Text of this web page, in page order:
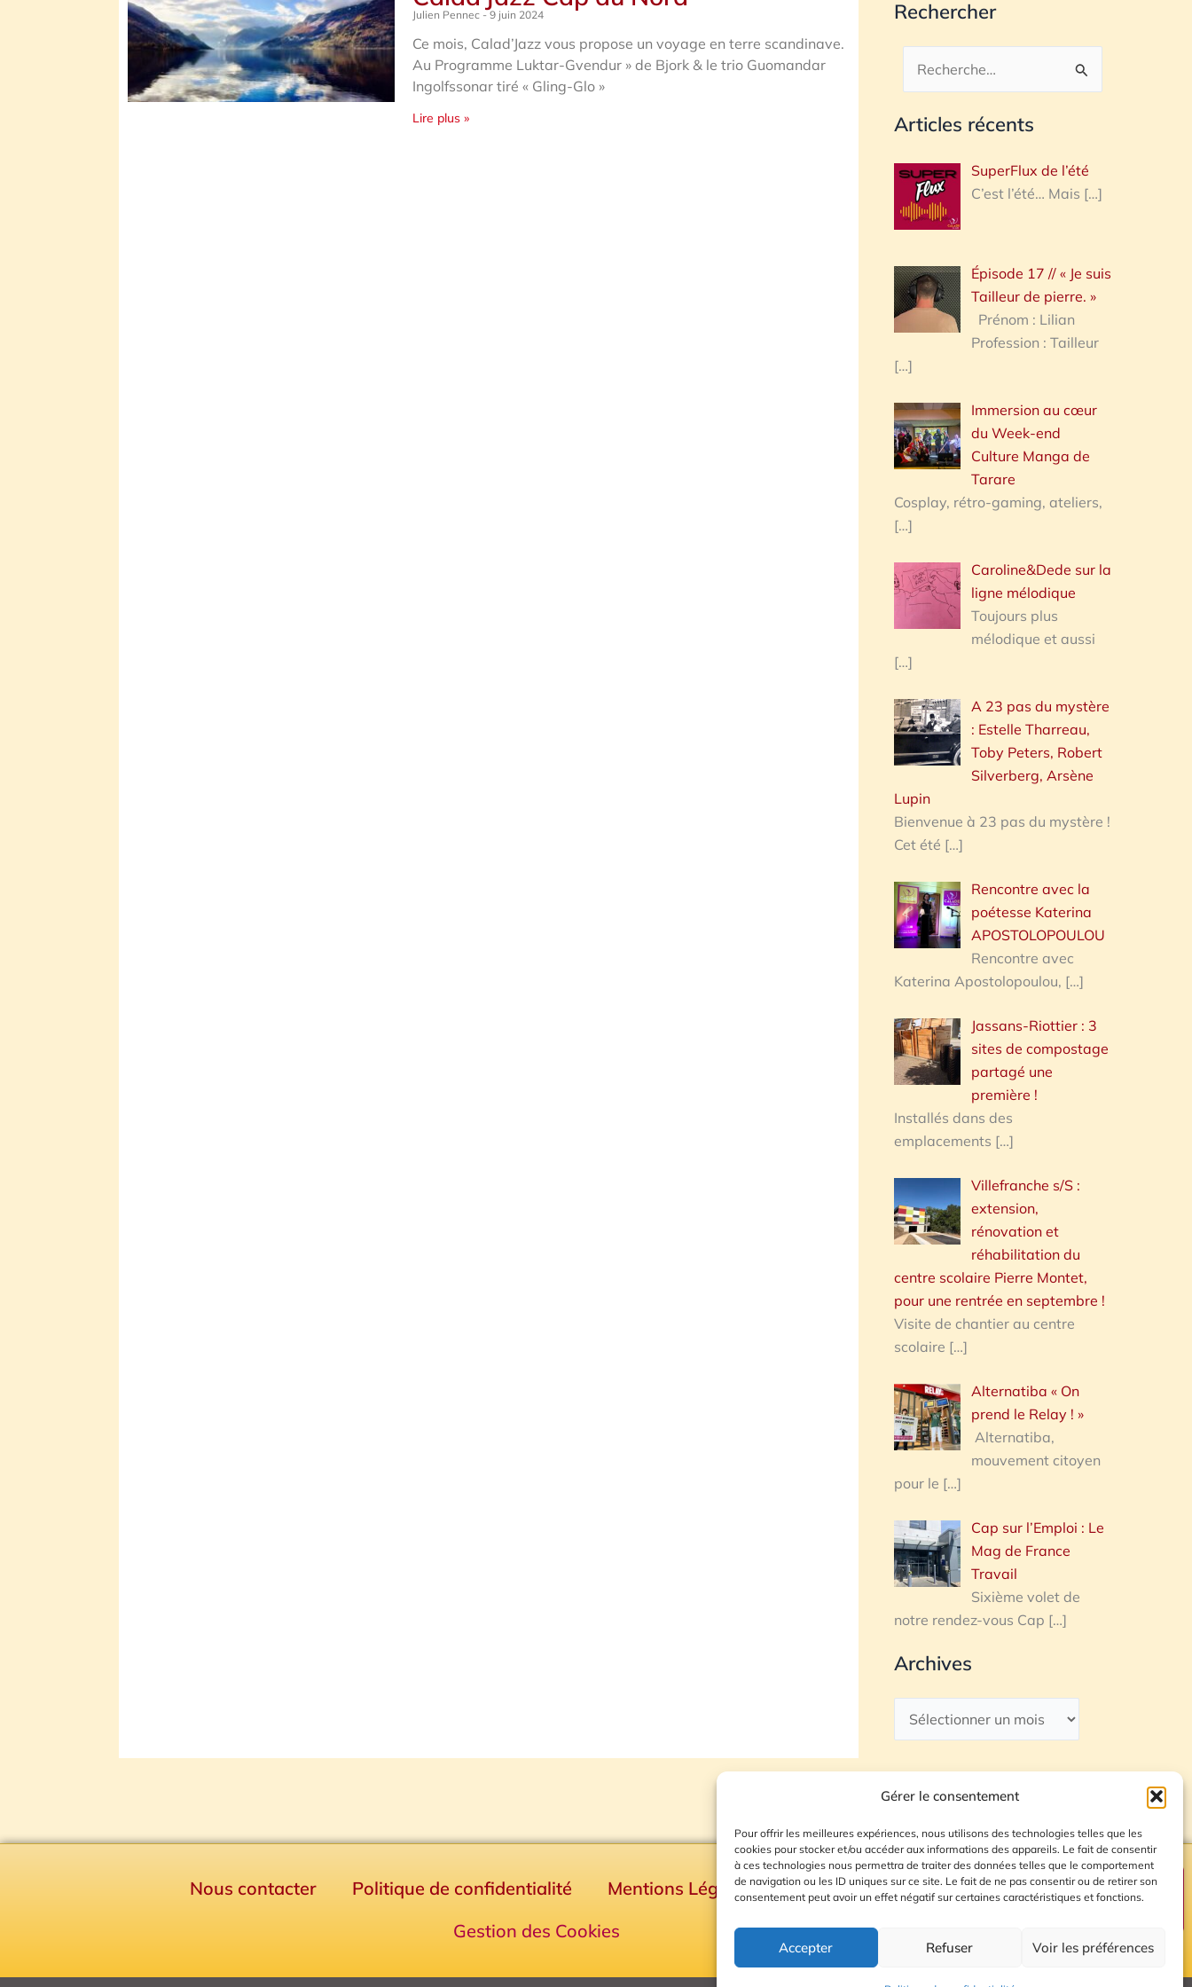
Gérer le consentement
Pour offrir les meilleures expériences, nous utilisons des technologies telles que les
cookies pour stocker et/ou accéder aux informations des appareils. Le fait de consentir
à ces technologies nous permettra de traiter des données telles que le comportement
de navigation ou les ID uniques sur ce site. Le fait de ne pas consentir ou de retirer son
consentement peut avoir un effet négatif sur certaines caractéristiques et fonctions.
Accepter Refuser Voir les préférences
Julien Pennec 9 juin 2024
Ce mois, Calad’Jazz vous propose un voyage en terre scandinave.
Au Programme Luktar-Gvendur » de Bjork & le trio Guomandar
Ingolfssonar tiré « Gling-Glo »
Lire plus »
Rechercher
Rechercher :
Articles récents
SuperFlux de l’été
C’est l’été… Mais […]
Épisode 17 // « Je suis
Tailleur de pierre. »
Prénom : Lilian
Profession : Tailleur
[…]
Immersion au cœur
du Week-end
Culture Manga de
Tarare
Cosplay, rétro-gaming, ateliers,
[…]
Caroline&Dede sur la
ligne mélodique
Toujours plus
mélodique et aussi
[…]
A 23 pas du mystère
: Estelle Tharreau,
Toby Peters, Robert
Silverberg, Arsène
Lupin
Bienvenue à 23 pas du mystère !
Cet été […]
Rencontre avec la
poétesse Katerina
APOSTOLOPOULOU
Rencontre avec
Katerina Apostolopoulou, […]
Jassans-Riottier : 3
sites de compostage
partagé une
première !
Installés dans des
emplacements […]
Villefranche s/S :
extension,
rénovation et
réhabilitation du
centre scolaire Pierre Montet,
pour une rentrée en septembre !
Visite de chantier au centre
scolaire […]
Alternatiba « On
prend le Relay ! »
Alternatiba,
mouvement citoyen
pour le […]
Cap sur l’Emploi : Le
Mag de France
Travail
Sixième volet de
notre rendez-vous Cap […]
Archives
Nous contacter Politique de confidentialité Mentions Légales
Plan du site
Gestion des Cookies